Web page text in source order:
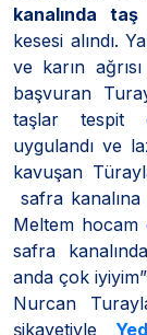
kanalında taş
kesesi alındı.
ve karın
başvuran
taşlar tespit
uygulandı ve
kavuşan
safra
Meltem hocam
safra
anda çok
Nurcan
şikayetiyle